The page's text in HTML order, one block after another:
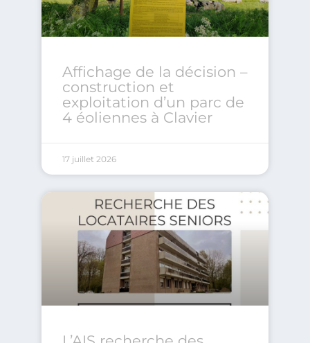
Affichage de la décision –
construction et
exploitation d’un parc de
4 éoliennes à Clavier
17 juillet 2026